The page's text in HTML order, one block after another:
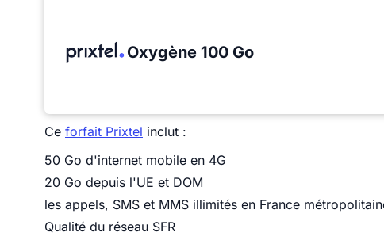
Oxygène 100 Go
Ce forfait Prixtel inclut :
50 Go d'internet mobile en 4G
20 Go depuis l'UE et DOM
les appels, SMS et MMS illimités en France
Qualité du réseau SFR